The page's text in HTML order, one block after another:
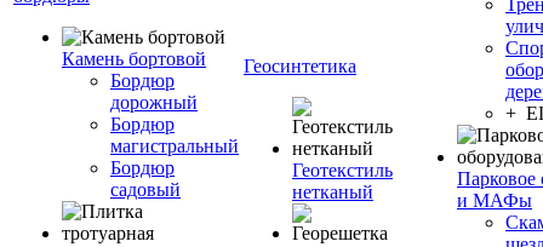
Камень бортовой
Бордюр
дорожный
Бордюр
магистральный
Бордюр
садовый
Геосинтетика
Геотекстиль
нетканый
+
Парковое
и МАФы